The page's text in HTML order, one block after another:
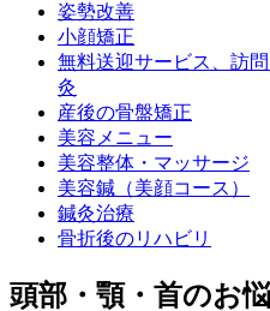
姿勢改善
小顔矯正
無料送迎サービス、訪
灸
産後の骨盤矯正
美容メニュー
美容整体・マッサージ
美容鍼（美顔コース）
鍼灸治療
骨折後のリハビリ
頭部・顎・首のお